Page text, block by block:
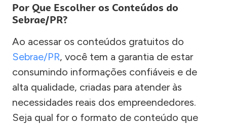
Por Que Escolher os Conteúdos do
Sebrae/PR?
Ao acessar os conteúdos gratuitos do
Sebrae/PR, você tem a garantia de estar
consumindo informações confiáveis e de
alta qualidade, criadas para atender às
necessidades reais dos empreendedores.
Seja qual for o formato de conteúdo que